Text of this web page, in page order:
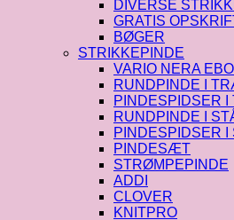
DIVERSE
GRATIS
BØGER
STRIKKEPINDE
VARIO NERA
RUNDPINDE I
PINDESPIDSER
RUNDPINDE I
PINDESPIDSER I
PINDESÆT
STRØMPEPINDE
ADDI
CLOVER
KNITPRO